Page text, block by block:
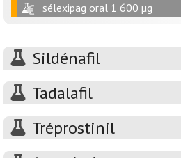
sélexipag oral 1 600 µg
Sildénafil
Tadalafil
Tréprostinil